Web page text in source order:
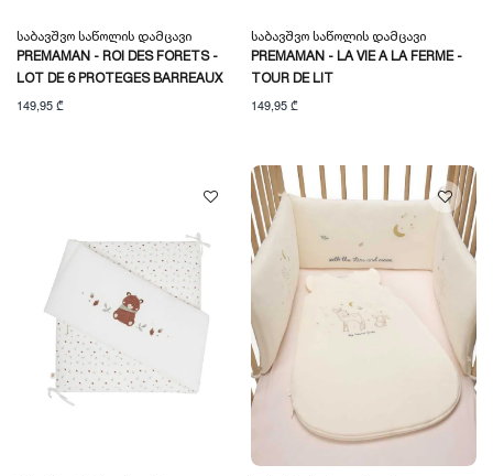
Საბავშვო Საწოლის Დამცავი
PREMAMAN - ROI DES FORETS -
LOT DE 6 PROTEGES BARREAUX
149,95 ₾
Საბავშვო Საწოლის Დამცავი
PREMAMAN - LA VIE A LA FERME -
TOUR DE LIT
149,95 ₾